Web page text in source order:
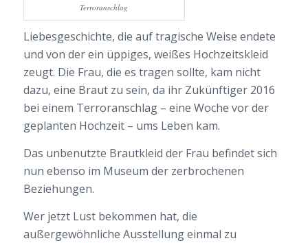
Terroranschlag
Liebesgeschichte, die auf tragische Weise endete
und von der ein üppiges, weißes Hochzeitskleid
zeugt. Die Frau, die es tragen sollte, kam nicht
dazu, eine Braut zu sein, da ihr Zukünftiger 2016
bei einem Terroranschlag – eine Woche vor der
geplanten Hochzeit – ums Leben kam.
Das unbenutzte Brautkleid der Frau befindet sich
nun ebenso im Museum der zerbrochenen
Beziehungen.
Wer jetzt Lust bekommen hat, die
außergewöhnliche Ausstellung einmal zu